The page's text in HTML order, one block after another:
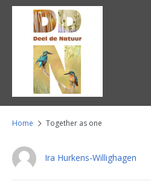
Home Together as one
Ira Hurkens-Willighagen